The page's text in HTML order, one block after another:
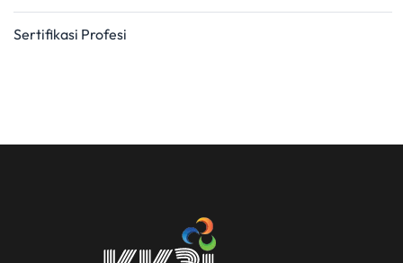
Sertifikasi Profesi